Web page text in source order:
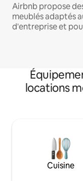
Airbnb propose
meublés adaptés
d'entreprise et
locations
Cuisine